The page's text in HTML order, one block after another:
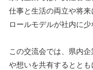
仕事と生活の両立や将
ロールモデルが社内に少
この交流会では、県内
や想いを共有するとと